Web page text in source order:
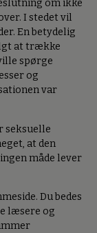
om ikke
I stedet vil
En betydelig
at trække
spørge
og
var
seksuelle
at den
måde lever
Du bedes
læsere og